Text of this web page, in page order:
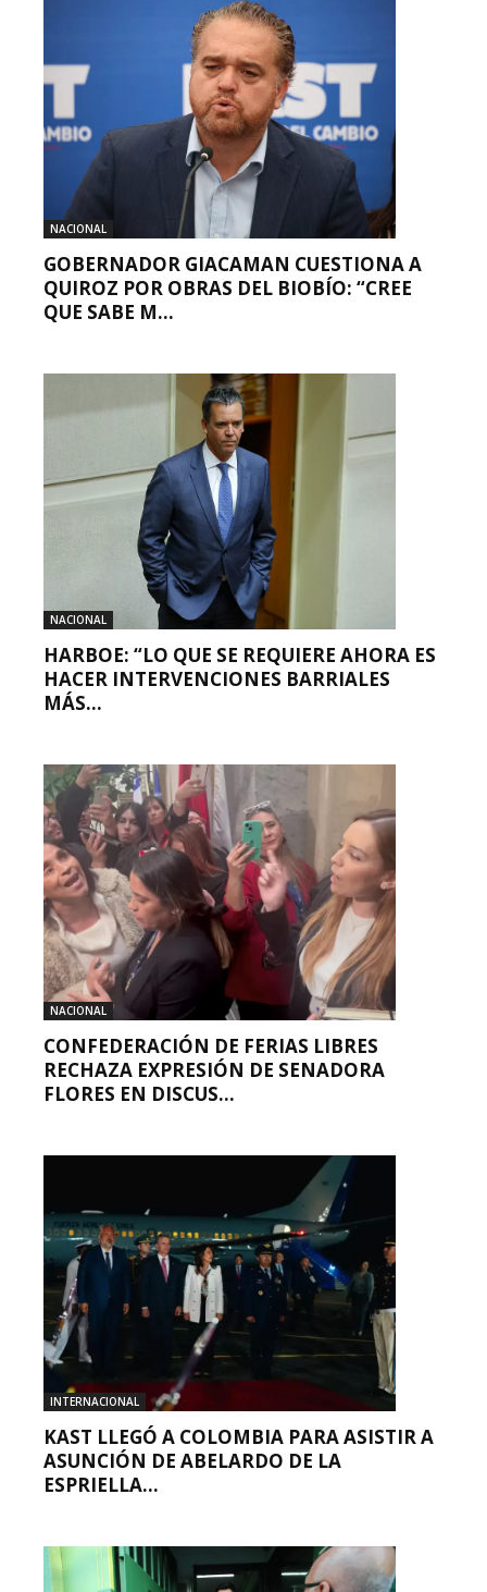
NACIONAL
GOBERNADOR GIACAMAN CUESTIONA A
QUIROZ POR OBRAS DEL BIOBÍO: “CREE
QUE SABE M...
NACIONAL
HARBOE: “LO QUE SE REQUIERE AHORA ES
HACER INTERVENCIONES BARRIALES
MÁS...
NACIONAL
CONFEDERACIÓN DE FERIAS LIBRES
RECHAZA EXPRESIÓN DE SENADORA
FLORES EN DISCUS...
INTERNACIONAL
KAST LLEGÓ A COLOMBIA PARA ASISTIR A
ASUNCIÓN DE ABELARDO DE LA
ESPRIELLA...